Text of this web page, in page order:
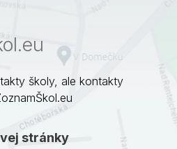
školy, ale kontakty
stránky